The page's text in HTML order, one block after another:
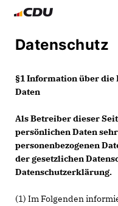
Datenschutz
§1 Information über die
Daten
Als Betreiber dieser
persönlichen Daten
personenbezogenen
der gesetzlichen
Datenschutzerklärung.
(1) Im Folgenden